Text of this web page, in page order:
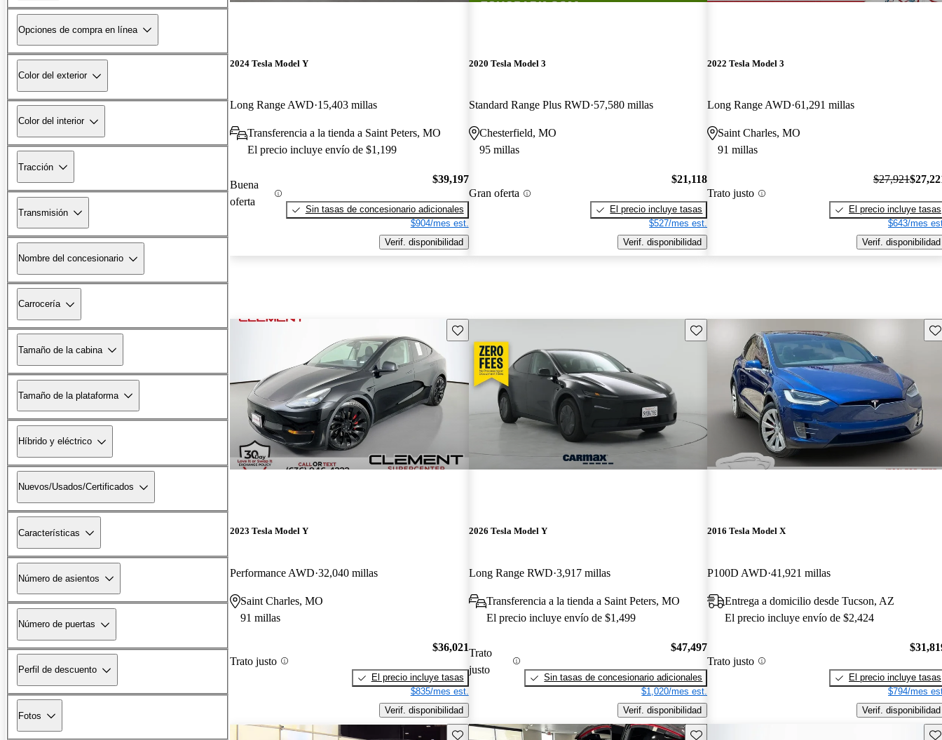
Opciones de compra en línea
Color del exterior
Color del interior
Tracción
Transmisión
Nombre del concesionario
Carrocería
Tamaño de la cabina
Tamaño de la plataforma
Híbrido y eléctrico
Nuevos/Usados/Certificados
Características
Número de asientos
Número de puertas
Perfil de descuento
Fotos
2024 Tesla Model Y
Long Range AWD 15,403 millas
Transferencia a la tienda a Saint Peters, MO
El precio incluye envío de $1,199
Buena
oferta
$39,197
Sin tasas de concesionario adicionales
$904/mes est.
Verif. disponibilidad
2020 Tesla Model 3
Standard Range Plus RWD 57,580 millas
Chesterfield, MO
95 millas
Gran oferta
$21,118
El precio incluye tasas
$527/mes est.
Verif. disponibilidad
2022 Tesla Model 3
Long Range AWD 61,291 millas
Saint Charles, MO
91 millas
Trato justo
$27,921
El precio incluye tasas
$643/mes
Verif. disponibilidad
Guarda este Aviso
2023 Tesla Model Y
Performance AWD 32,040 millas
Saint Charles, MO
91 millas
Trato justo
$36,021
El precio incluye tasas
$835/mes est.
Verif. disponibilidad
Guarda este Aviso
2026 Tesla Model Y
Long Range RWD 3,917 millas
Transferencia a la tienda a Saint Peters, MO
El precio incluye envío de $1,499
Trato
justo
$47,497
Sin tasas de concesionario adicionales
$1,020/mes est.
Verif. disponibilidad
2016 Tesla Model X
P100D AWD 41,921 millas
Entrega a domicilio desde Tucson, AZ
El precio incluye envío de $2,424
Trato justo
El precio incluye tasas
$794/mes
Verif. disponibilidad
Guarda este Aviso Guarda este Aviso